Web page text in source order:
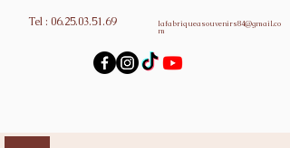
Tel : 06.25.03.51.69
lafabriqueasouvenirs84@gmail.co
m